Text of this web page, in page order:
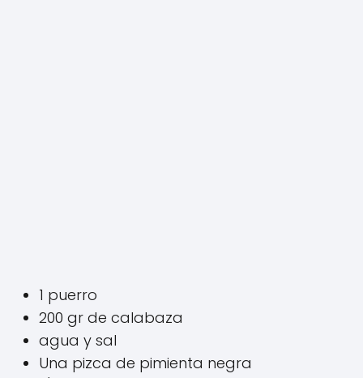
1 puerro
200 gr de calabaza
agua y sal
Una pizca de pimienta negra